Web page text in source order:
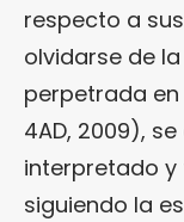
respecto a
olvidarse de
perpetrada en
4AD, 2009),
interpretado
siguiendo la